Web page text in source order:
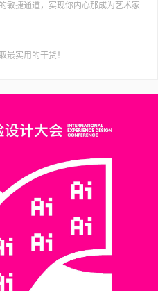
敏捷通道，实现你内心那成为艺术家
最实用的干货！